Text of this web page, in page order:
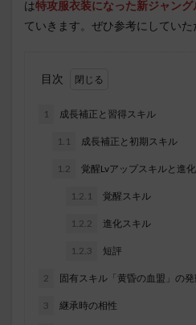
は特攻服衣装になった新ジャン
ていきます。ぜひ参考にしていた
目次
1 成長補正と習得スキル
1.1 成長補正と初期スキル
1.2 覚醒Lvアップスキルと進
1.2.1 覚醒スキル
1.2.2 進化スキル
1.2.3 短評
2 固有スキル「黄昏の血盟」の
3 継承時の相性